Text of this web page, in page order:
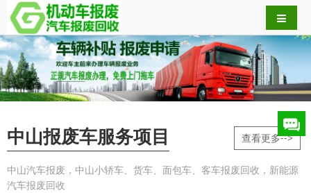
中山报废车服务项目
中山汽车报废，中山小轿车、货车、面包车、客车报废回收，新能源
汽车报废回收
查看更多-->